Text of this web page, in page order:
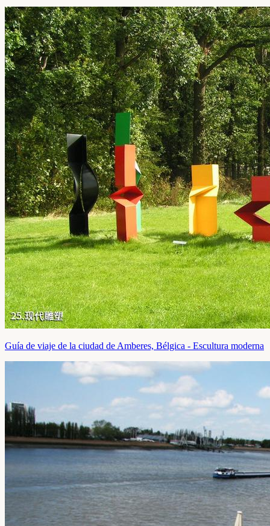
Guía de viaje de la ciudad de Amberes, Bélgica - Escultura moderna